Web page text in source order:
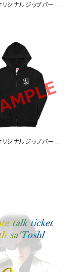
ジナルジップパーカ
XXL
ジナルジップパーカ